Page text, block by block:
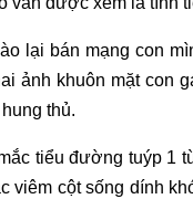
lại bán mạng con
ảnh khuôn mặt con
thủ.
tiểu đường tuýp 1
viêm cột sống dính